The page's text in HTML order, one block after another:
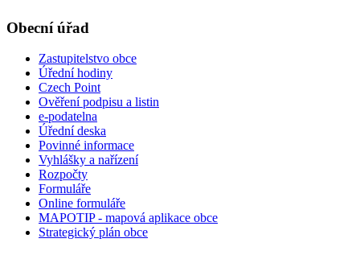
Obecní úřad
Zastupitelstvo obce
Úřední hodiny
Czech Point
Ověření podpisu a listin
e-podatelna
Úřední deska
Povinné informace
Vyhlášky a nařízení
Rozpočty
Formuláře
Online formuláře
MAPOTIP - mapová aplikace obce
Strategický plán obce